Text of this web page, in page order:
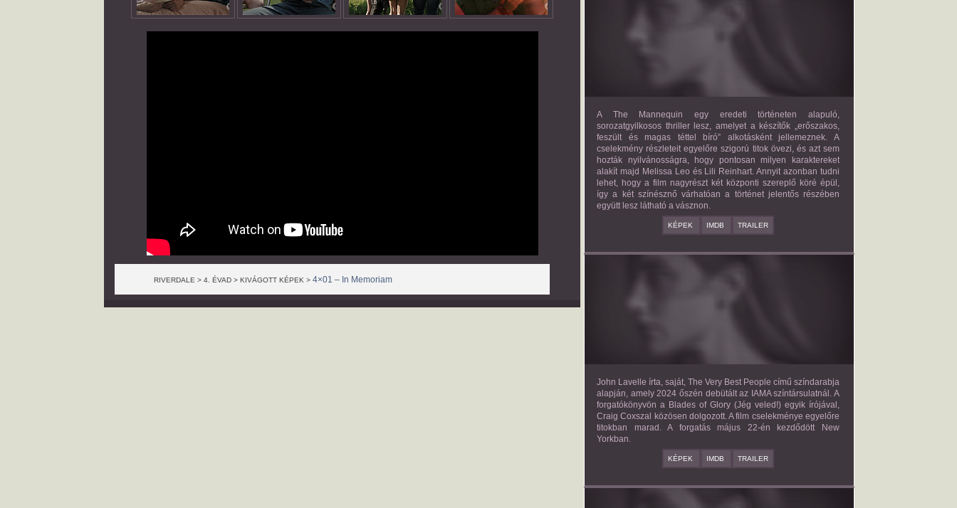
THE MANNEQUIN
A The Mannequin egy eredeti történeten alapuló,
sorozatgyilkosos thriller lesz, amelyet a készítők „erőszakos,
feszült és magas téttel bíró” alkotásként jellemeznek. A
cselekmény részleteit egyelőre szigorú titok övezi, és azt sem
hozták nyilvánosságra, hogy pontosan milyen karaktereket
alakít majd Melissa Leo és Lili Reinhart. Annyit azonban tudni
lehet, hogy a film nagyrészt két központi szereplő köré épül,
így a két színésznő várhatóan a történet jelentős részében
együtt lesz látható a vásznon.
KÉPEK IMDB TRAILER
THE VERY BEST PEOPLE
John Lavelle írta, saját, The Very Best People című színdarabja
alapján, amely 2024 őszén debütált az IAMA színtársulatnál. A
forgatókönyvön a Blades of Glory (Jég veled!) egyik írójával,
Craig Coxszal közösen dolgozott. A film cselekménye egyelőre
titokban marad. A forgatás május 22-én kezdődött New
Yorkban.
KÉPEK IMDB TRAILER
RIVERDALE > 4. ÉVAD > KIVÁGOTT KÉPEK > 4×01 – In Memoriam